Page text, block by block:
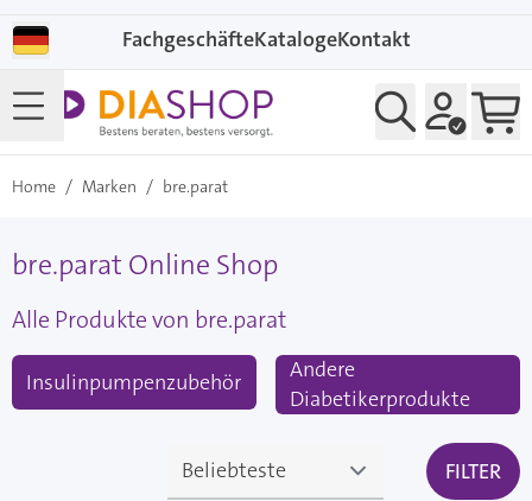
FachgeschäfteKatalogeKontakt
Home / Marken / bre.parat
bre.parat Online Shop
Alle Produkte von bre.parat
Insulinpumpenzubehör
Andere
Diabetikerprodukte
FILTER